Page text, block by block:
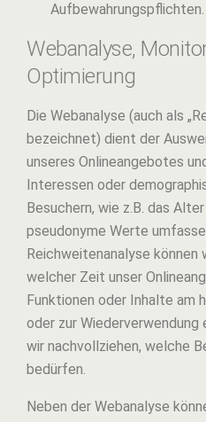
Aufbewahrungspflichten.
Webanalyse,
Optimierung
Die Webanalyse (auch als
bezeichnet) dient der
unseres Onlineangebotes
Interessen oder
Besuchern, wie z.B. das
pseudonyme Werte
Reichweitenanalyse können
welcher Zeit unser
Funktionen oder Inhalte am
oder zur Wiederverwendung
wir nachvollziehen, welche
bedürfen.
Neben der Webanalyse